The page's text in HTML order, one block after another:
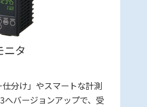
ニタ
分け」やスマートな計測
へバージョンアップで、受